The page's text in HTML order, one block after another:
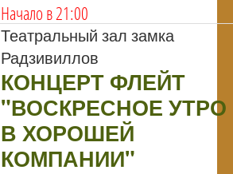
Начало в 21:00
Театральный зал замка
Радзивиллов
КОНЦЕРТ ФЛЕЙТ
"ВОСКРЕСНОЕ УТРО
В ХОРОШЕЙ
КОМПАНИИ"